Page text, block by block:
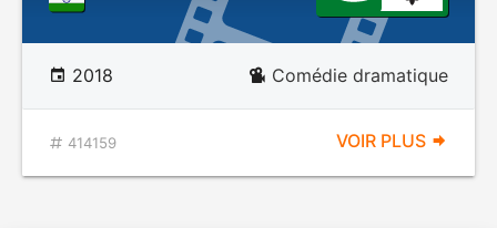
2018 Comédie dramatique
414159 VOIR PLUS